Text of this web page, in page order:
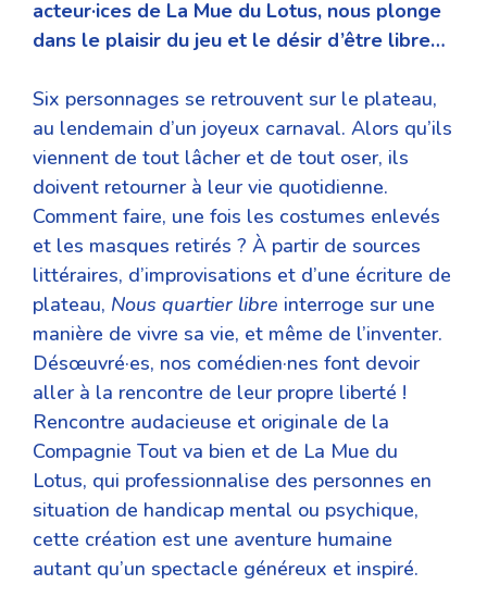
acteur·ices de La Mue du Lotus, nous plonge
dans le plaisir du jeu et le désir d’être libre…
Six personnages se retrouvent sur le plateau,
au lendemain d’un joyeux carnaval. Alors qu’ils
viennent de tout lâcher et de tout oser, ils
doivent retourner à leur vie quotidienne.
Comment faire, une fois les costumes enlevés
et les masques retirés ? À partir de sources
littéraires, d’improvisations et d’une écriture de
plateau, Nous quartier libre interroge sur une
manière de vivre sa vie, et même de l’inventer.
Désœuvré·es, nos comédien·nes font devoir
aller à la rencontre de leur propre liberté !
Rencontre audacieuse et originale de la
Compagnie Tout va bien et de La Mue du
Lotus, qui professionnalise des personnes en
situation de handicap mental ou psychique,
cette création est une aventure humaine
autant qu’un spectacle généreux et inspiré.